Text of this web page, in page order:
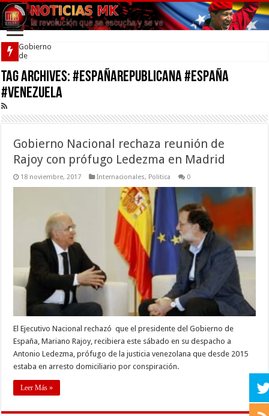
Gobierno
de
firmó
acuerdo
por la
Tag Archives:#EspañaRepublicana #España
#Venezuela
Gobierno Nacional rechaza reunión de
Rajoy con prófugo Ledezma en Madrid
18 noviembre, 2017 Internacionales, Politica 0
El Ejecutivo Nacional rechazó que el presidente del Gobierno de
España, Mariano Rajoy, recibiera este sábado en su despacho a
Antonio Ledezma, prófugo de la justicia venezolana que desde 2015
estaba en arresto domiciliario por conspiración.
Leer Más »